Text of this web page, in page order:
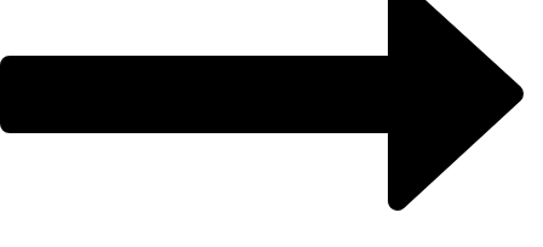
Ao informar meus dados e clicar em ‘INICIAR CONVERSA’, eu